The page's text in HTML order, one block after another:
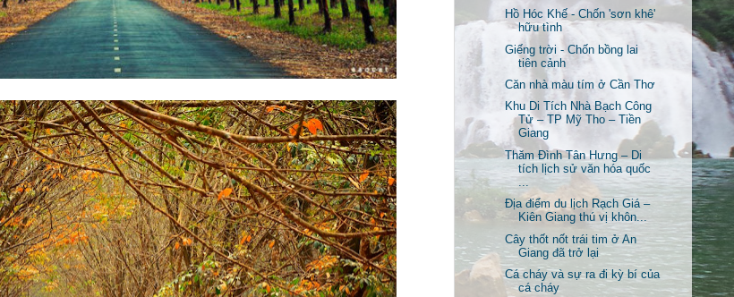
Hồ Hóc Khế - Chốn 'sơn khê'
hữu tình
Giếng trời - Chốn bồng lai
tiên cảnh
Căn nhà màu tím ở Cần Thơ
Khu Di Tích Nhà Bạch Công
Tử – TP Mỹ Tho – Tiền
Giang
Thăm Đình Tân Hưng – Di
tích lịch sử văn hóa quốc
...
Địa điểm du lịch Rạch Giá –
Kiên Giang thú vị khôn...
Cây thốt nốt trái tim ở An
Giang đã trở lại
Cá cháy và sự ra đi kỳ bí của
cá cháy